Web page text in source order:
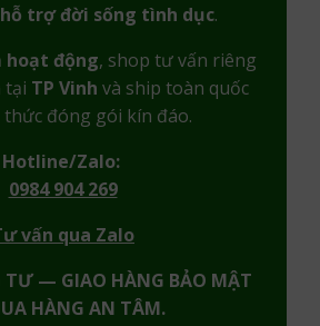
trợ đời sống tình dục.
hoạt động, shop tư vấn riêng
tại TP Vinh và ship toàn quốc
đóng gói kín đáo.
Hotline/Zalo:
0984 904 269
vấn qua Zalo
TƯ — GIAO HÀNG BẢO MẬT
HÀNG AN TÂM.